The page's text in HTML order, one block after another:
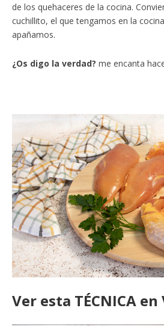
de los quehaceres de la cocina.
cuchillito, el que tengamos en la
apañamos.
¿Os digo la verdad? me encanta
Ver esta TÉCNICA en